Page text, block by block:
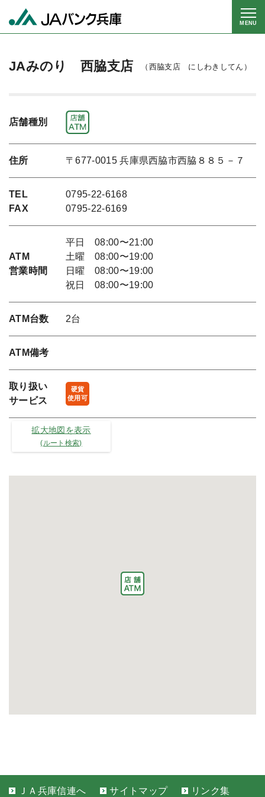
MENU
JAみのり 西脇支店 （西脇支店 にしわきしてん）
店舗種別
住所 〒677-0015 兵庫県西脇市西脇８８５－７
TEL
FAX
0795-22-6168
0795-22-6169
ATM
営業時間
平日 08:00〜21:00
土曜 08:00〜19:00
日曜 08:00〜19:00
祝日 08:00〜19:00
ATM台数 2台
ATM備考
取り扱い
サービス
硬貨
使用可
拡大地図を表示
(ルート検索)
ＪＡ兵庫信連へ サイトマップ リンク集